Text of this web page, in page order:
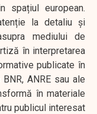
spațiul european.
la detaliu și
mediului de
în interpretarea
publicate în
ANRE sau ale
în materiale
publicul interesat